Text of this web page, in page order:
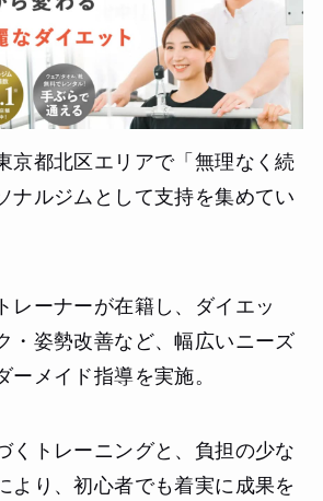
代の自己投資としては非常に価値のあ
ています。
京都北区エリアで「無理なく続
ナルジムとして支持を集めてい
レーナーが在籍し、ダイエッ
・姿勢改善など、幅広いニーズ
ーメイド指導を実施。
くトレーニングと、負担の少な
より、初心者でも着実に成果を